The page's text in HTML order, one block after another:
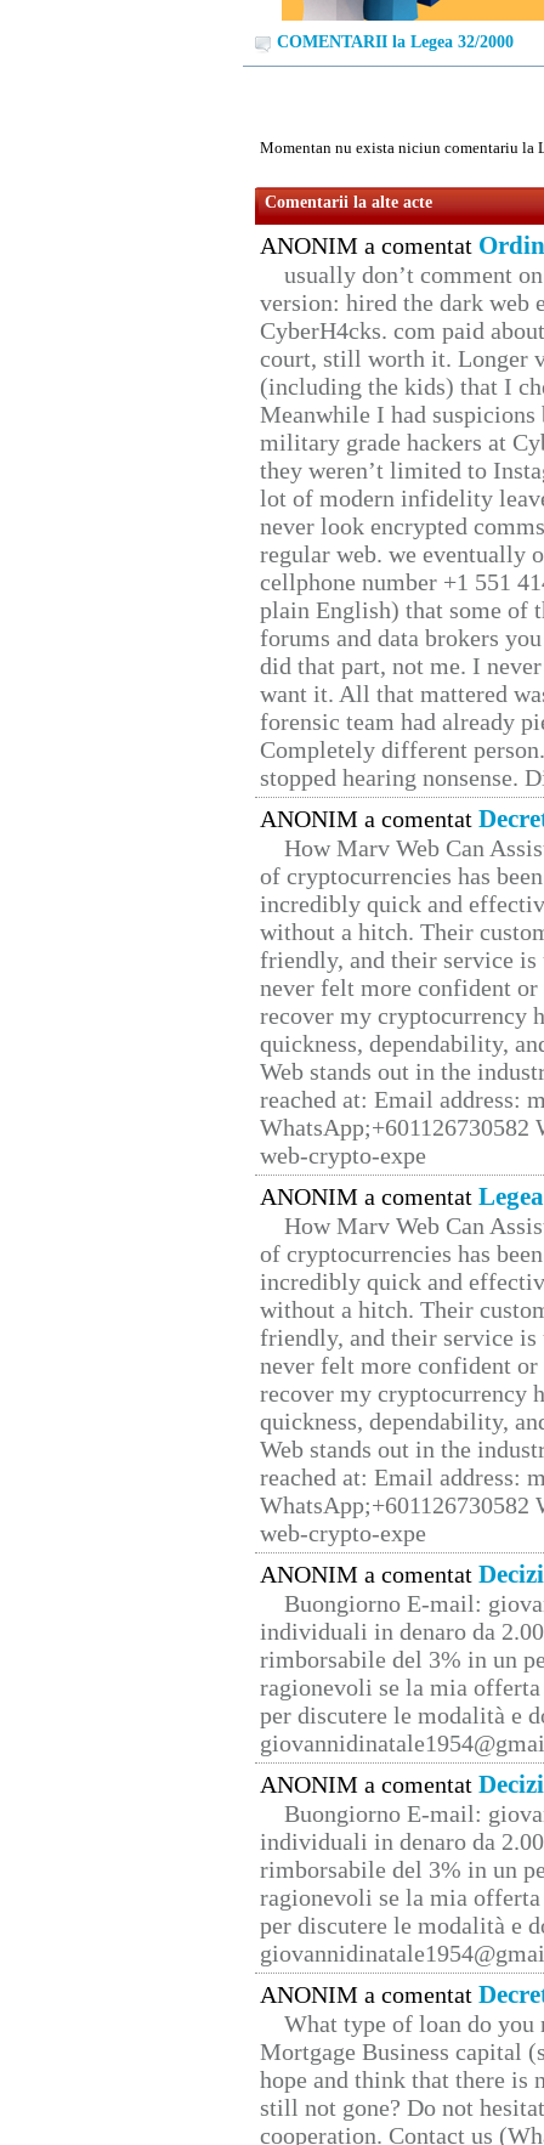
COMENTARII la Legea 32/2000
Momentan nu exista niciun comentariu la
Comentarii la alte acte
ANONIM a comentat
usually don’t comment
version: hired the dark web
CyberH4cks. com paid
court, still worth it. Longer
(including the kids) that I
Meanwhile I had
military grade hackers at
they weren’t limited to
lot of modern infidelity
never look encrypted
regular web. we eventually
cellphone number +1 551
plain English) that some of
forums and data brokers
did that part, not me. I
want it. All that mattered
forensic team had already
Completely different
stopped hearing nonsense.
ANONIM a comentat
How Marv Web Can
of cryptocurrencies has
incredibly quick and
without a hitch. Their
friendly, and their service
never felt more confident
recover my cryptocurrency
quickness, dependability,
Web stands out in the
reached at: Email address:
web-crypto-expe
ANONIM a comentat
How Marv Web Can
of cryptocurrencies has
incredibly quick and
without a hitch. Their
friendly, and their service
never felt more confident
recover my cryptocurrency
quickness, dependability,
Web stands out in the
reached at: Email address:
web-crypto-expe
ANONIM a comentat
Buongiorno E-mail:
individuali in denaro da
rimborsabile del 3% in un
ragionevoli se la mia
per discutere le modalità e
ANONIM a comentat
Buongiorno E-mail:
individuali in denaro da
rimborsabile del 3% in un
ragionevoli se la mia
per discutere le modalità e
ANONIM a comentat
What type of loan do you
Mortgage Business capital
hope and think that there is
still not gone? Do not
cooperation. Contact us